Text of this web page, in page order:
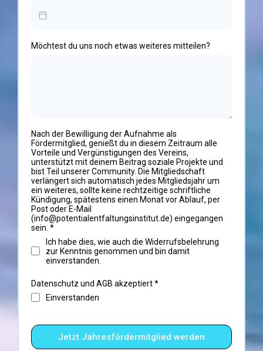
Möchtest du uns noch etwas weiteres mitteilen?
Nach der Bewilligung der Aufnahme als
Fördermitglied, genießt du in diesem Zeitraum alle
Vorteile und Vergünstigungen des Vereins,
unterstützt mit deinem Beitrag soziale Projekte und
bist Teil unserer Community. Die Mitgliedschaft
verlängert sich automatisch jedes Mitgliedsjahr um
ein weiteres, sollte keine rechtzeitige schriftliche
Kündigung, spätestens einen Monat vor Ablauf, per
Post oder E-Mail
(info@potentialentfaltungsinstitut.de) eingegangen
sein. *
Ich habe dies, wie auch die Widerrufsbelehrung
zur Kenntnis genommen und bin damit
einverstanden.
Datenschutz und AGB akzeptiert*
Einverstanden
Jetzt Jahresfördermitglied werden